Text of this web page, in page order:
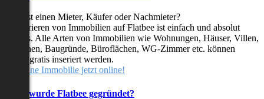
suchst einen Mieter, Käufer oder Nachmieter?
Inserieren von Immobilien auf Flatbee ist einfach und absolut
Alle Arten von Immobilien wie Wohnungen, Häuser, Villen,
Baugründe, Büroflächen, WG-Zimmer etc. können
gratis inseriert werden.
deine Immobilie jetzt online!
wurde Flatbee gegründet?